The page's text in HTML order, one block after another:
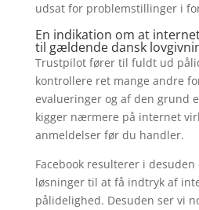
udsat for problemstillinger i
En indikation om at
til gældende dansk
Trustpilot fører til fuldt ud
kontrollere ret mange andre
evalueringer og af den grund
kigger nærmere på internet
anmeldelser før du handler.
Facebook resulterer i
løsninger til at få indtryk af
pålidelighed. Desuden ser vi